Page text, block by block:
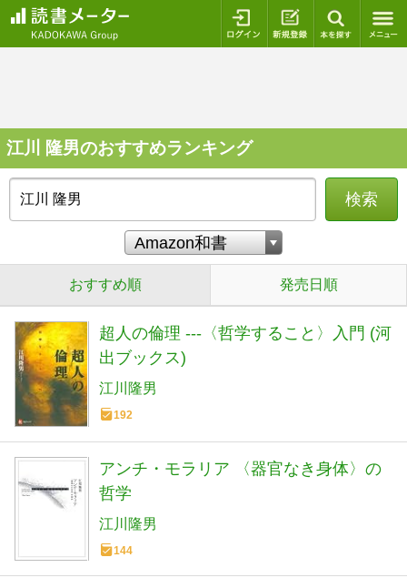
ログイン 新規登録
江川 隆男のおすすめランキング
検索
おすすめ順 発売日順
超人の倫理 ---〈哲学すること〉入門 (河
出ブックス)
江川隆男
192
アンチ・モラリア 〈器官なき身体〉の
哲学
江川隆男
144